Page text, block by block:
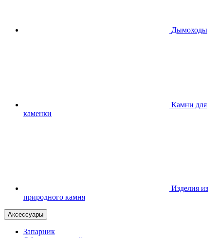
Дымоходы
Камни для
каменки
Изделия из
природного камня
Аксессуары
Запарник